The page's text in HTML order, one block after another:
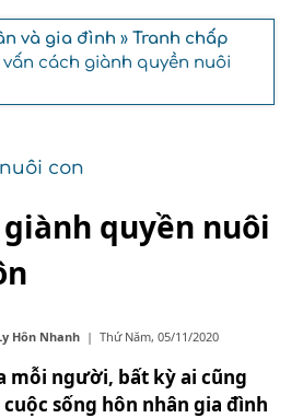
và gia đình » Tranh chấp
vấn cách giành quyền nuôi
con
quyền nuôi
Hôn Nhanh | Thứ Năm, 05/11/2020
mỗi người, bất kỳ ai cũng
sống hôn nhân gia đình